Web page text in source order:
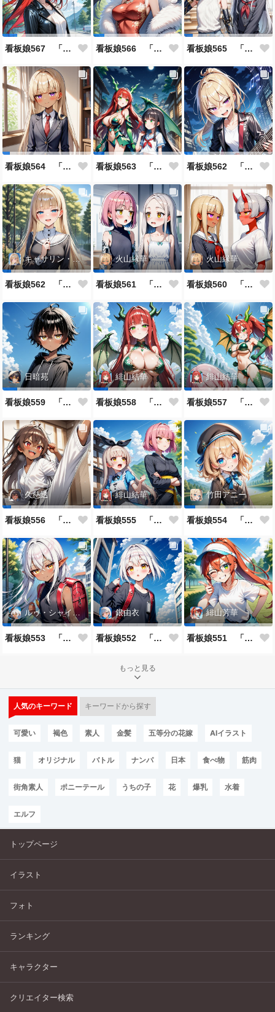
看板娘567 「雪村恋のよもやま話」 看板娘566 「ナンシー・ツァオのよもやま話」 看板娘565 「銀一族」
看板娘564 「ジェルマ・レスポストン・八百のよもやま話」 看板娘563 「騒ぎの終わり」 看板娘562 「八木沼千絵のよもやま話」
キャサリン・アストリー
看板娘562 「キャサリン・アストリーのよもやま話」
火山縁華
看板娘561 「火山一族」
火山縁華
看板娘560 「緋山一族」
日暗苑
看板娘559 「日暗苑のよもやま話」
緋山結華
看板娘558 「緋山結華」キャラクター紹介
緋山結華
看板娘557 「其々の再会」
久慈透
看板娘556 「久慈透のよもやま話」
緋山結華
看板娘555 「帰還、そして目覚め。」
竹田アニー
看板娘554 「竹田アニーのよもやま話」
ルゥ・シャイニー
看板娘553 「ルゥ・シャイニーのよもやま話」
銀由衣
看板娘552 「銀由衣」
緋山芳華
看板娘551 「緋山芳華のよもやま話」
もっと見る
人気のキーワード キーワードから探す
可愛い 褐色 素人 金髪 五等分の花嫁 AIイラスト
猫 オリジナル バトル ナンパ 日本 食べ物 筋肉
街角素人 ポニーテール うちの子 花 爆乳 水着
エルフ
トップページ
イラスト
フォト
ランキング
キャラクター
クリエイター検索